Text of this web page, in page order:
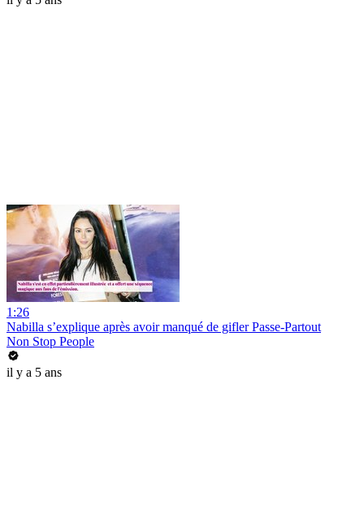
1:26
Nabilla s’explique après avoir manqué de gifler Passe-Partout
Non Stop People
il y a 5 ans